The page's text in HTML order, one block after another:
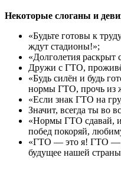
Некоторые слоганы и
«Будьте готовы к
ждут стадионы!»;
«Долголетия раскрыт
Дружи с ГТО,
«Будь силён и будь
нормы ГТО, прочь из
«Если знак ГТО на
Значит, всегда ты во
«Нормы ГТО сдавай,
побед покоряй,
«ГТО — это я! ГТО —
будущее нашей